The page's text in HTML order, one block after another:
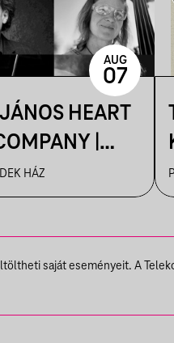
HEART
|
HÁZ
AUG
07
saját eseményeit. A